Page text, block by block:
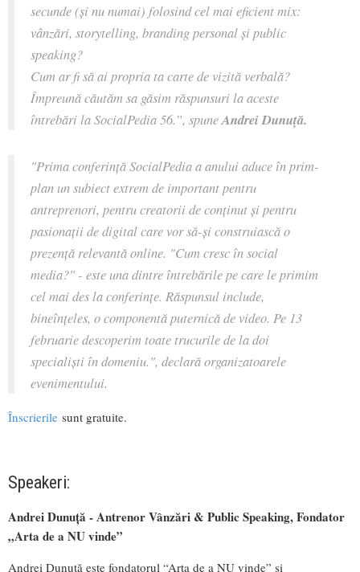
secunde (și nu numai) folosind cel mai eficient mix:
vânzări, storytelling, branding personal şi public
speaking?
Cum ar fi să ai propria ta carte de vizită verbală?
Împreună căutăm sa găsim răspunsuri la aceste
întrebări la SocialPedia 56.”, spuneAndrei Dunuță.
"Prima conferință SocialPedia a anului aduce în prim-
plan un subiect extrem de important pentru
antreprenori, pentru creatorii de conținut și pentru
pasionații de digital care vor să-și construiască o
prezență relevantă online. "Cum cresc în social
media?" - este una dintre întrebările pe care le primim
cel mai des la conferințe. Răspunsul include,
bineînțeles, o componentă puternică de video. Pe 13
februarie descoperim toate trucurile de la doi
specialiști în domeniu.", declară organizatoarele
evenimentului.
Înscrierile sunt gratuite.
Speakeri:
Andrei Dunuță - Antrenor Vânzări & Public Speaking, Fondator
„Arta de a NU vinde”
Andrei Dunuță este fondatorul “Arta de a NU vinde” și